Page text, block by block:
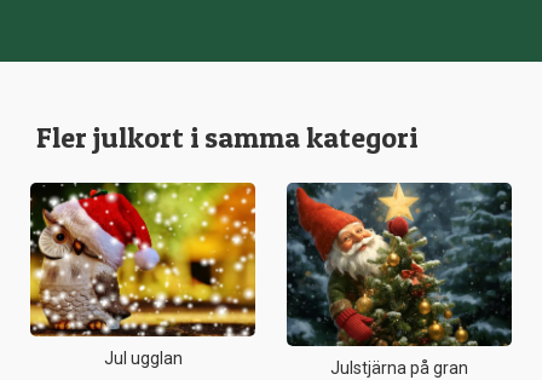
Fler julkort i samma kategori
Jul ugglan
Julstjärna på gran